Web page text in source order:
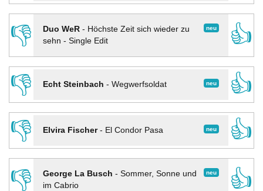
👎
neu
Duo WeR- Höchste Zeit sich wieder zu
sehn - Single Edit
👍
👎
neu
Echt Steinbach - Wegwerfsoldat
👍
👎
neu
Elvira Fischer- El Condor Pasa
👍
👎
neu
George La Busch - Sommer, Sonne und
im Cabrio
👍